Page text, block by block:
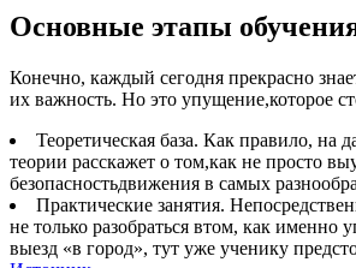
Основные этапы
Конечно, каждый сегодня прекрасно
их важность. Но это упущение,которое
Теоретическая база. Как правило, на
теории расскажет о том,как не просто
безопасностьдвижения в самых
Практические занятия.
не только разобраться втом, как
выезд «в город», тут уже ученику